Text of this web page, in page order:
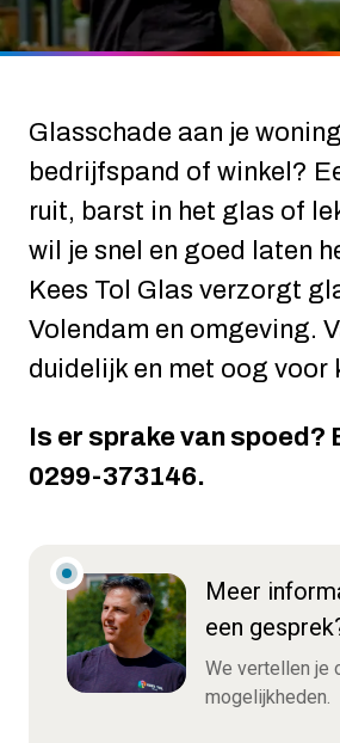
Glasschade aan je
bedrijfspand of winkel?
ruit, barst in het glas of
wil je snel en goed laten
Kees Tol Glas verzorgt
Volendam en omgeving.
duidelijk en met oog voor
Is er sprake van spoed?
0299-373146.
Meer
een
We vertellen je
mogelijkheden.